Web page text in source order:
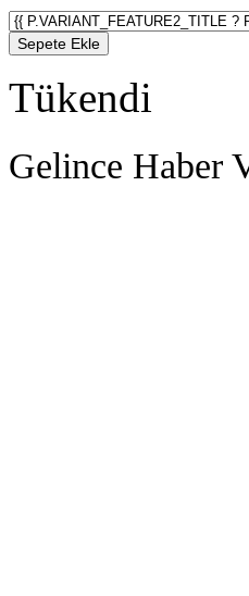
Sepete Ekle
Tükendi
Gelince Haber